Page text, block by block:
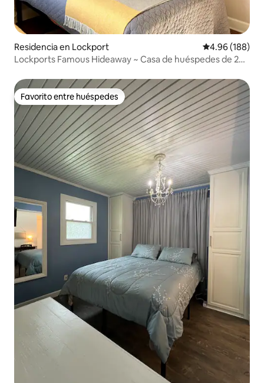
Residencia en Lockport Calificación
4.96 (188)
Lockports Famous Hideaway ~ Casa de huéspedes de 2
Favorito entre huéspedes
Favorito entre huéspedes